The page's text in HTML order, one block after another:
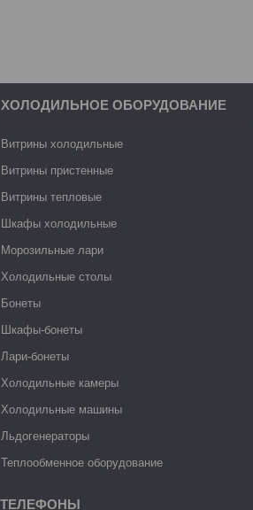
ХОЛОДИЛЬНОЕ ОБОРУДОВАНИЕ
Витрины холодильные
Витрины пристенные
Витрины тепловые
Шкафы холодильные
Морозильные лари
Холодильные столы
Бонеты
Шкафы-бонеты
Лари-бонеты
Холодильные камеры
Холодильные машины
Льдогенераторы
Теплообменное оборудование